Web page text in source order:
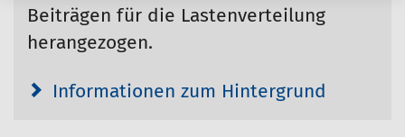
Beiträgen für die Lastenverteilung
herangezogen.
Informationen zum Hintergrund